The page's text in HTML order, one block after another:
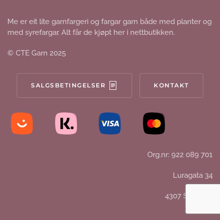
Me er eit lite garnfargeri og fargar garn både med planter og
med syrefargar. Alt får de kjøpt her i nettbutikken.
© CTE Garn 2025
SALGSBETINGELSER KONTAKT
Org.nr: 922 089 701
Luragata 34
4307 Sandnes